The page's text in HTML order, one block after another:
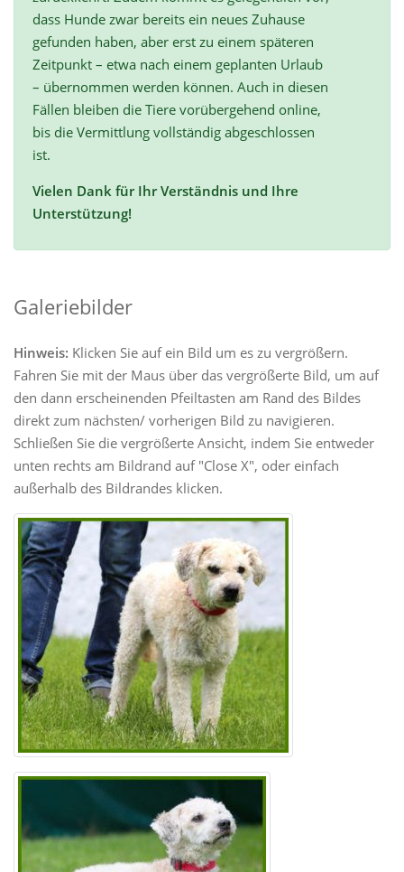
dass Hunde zwar bereits ein neues Zuhause
gefunden haben, aber erst zu einem späteren
Zeitpunkt – etwa nach einem geplanten Urlaub
– übernommen werden können. Auch in diesen
Fällen bleiben die Tiere vorübergehend online,
bis die Vermittlung vollständig abgeschlossen
ist.
Vielen Dank für Ihr Verständnis und Ihre
Unterstützung!
Galeriebilder
Hinweis: Klicken Sie auf ein Bild um es zu vergrößern.
Fahren Sie mit der Maus über das vergrößerte Bild, um auf
den dann erscheinenden Pfeiltasten am Rand des Bildes
direkt zum nächsten/ vorherigen Bild zu navigieren.
Schließen Sie die vergrößerte Ansicht, indem Sie entweder
unten rechts am Bildrand auf "Close X", oder einfach
außerhalb des Bildrandes klicken.